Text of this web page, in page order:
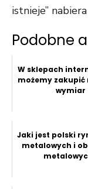
istnieje”
Podobne
W sklepach
możemy
wymiar
Jaki jest polski
metalowych i